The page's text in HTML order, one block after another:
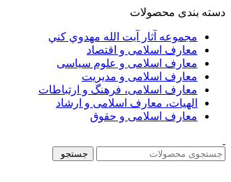
دسته بندی محصولات
مجموعه آثار آيت الله مهدوي كني
معارف اسلامی و اقتصاد
معارف اسلامی و علوم سیاسی
معارف اسلامی و مدیریت
معارف اسلامی، فرهنگ و ارتباطات
الهیات، معارف اسلامی و ارشاد
معارف اسلامی و حقوق
جستجو